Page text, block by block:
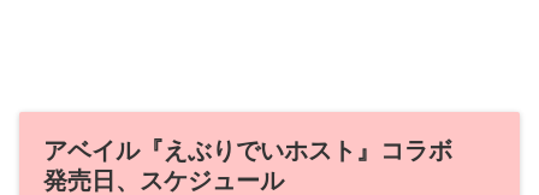
アベイル『えぶりでいホスト』コラボ
発売日、スケジュール